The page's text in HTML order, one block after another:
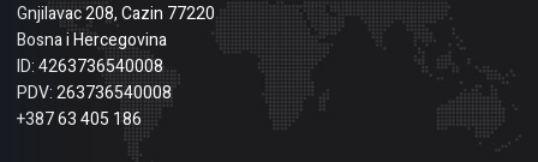
Gnjilavac 208, Cazin 77220
Bosna i Hercegovina
ID: 4263736540008
PDV: 263736540008
+387 63 405 186